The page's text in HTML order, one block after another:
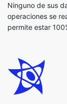
Ninguno de sus
operaciones se
permite estar